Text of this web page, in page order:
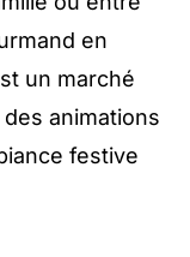
en
un marché
animations
festive